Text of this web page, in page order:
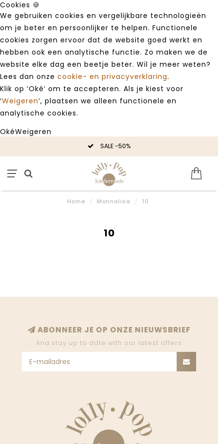
Cookies 🍪
We gebruiken cookies en vergelijkbare technologieën
om je beter en persoonlijker te helpen. Functionele
cookies zorgen ervoor dat de website goed werkt en
hebben ook een analytische functie. Zo maken we de
website elke dag een beetje beter. Wil je meer weten?
Lees dan onze cookie- en privacyverklaring.
Klik op ‘Oké’ om te accepteren. Als je kiest voor
‘Weigeren’, plaatsen we alleen functionele en
analytische cookies.
OkéWeigeren
SALE -50%
Home / Monnalisa / 10
10
ABONNEER JE OP ONZE NIEUWSBRIEF
And stay up to date with our latest offers